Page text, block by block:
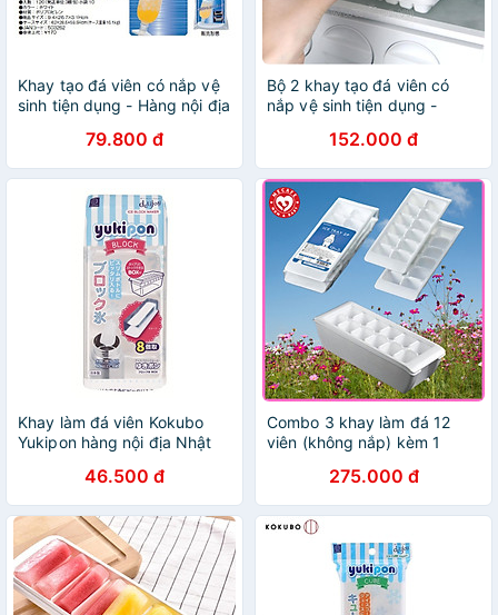
Khay tạo đá viên có nắp vệ
sinh tiện dụng - Hàng nội địa
79.800 đ
Bộ 2 khay tạo đá viên có
nắp vệ sinh tiện dụng -
152.000 đ
Khay làm đá viên Kokubo
Yukipon hàng nội địa Nhật
46.500 đ
Combo 3 khay làm đá 12
viên (không nắp) kèm 1
10x15cm275.000 đ